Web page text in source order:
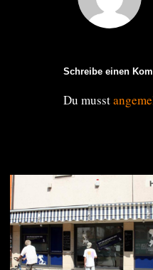
Schreibe einen
Du musst